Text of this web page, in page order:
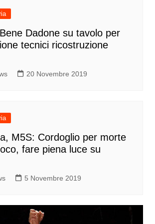
Dadone su tavolo per
tecnici ricostruzione
20 Novembre 2019
M5S: Cordoglio per morte
fare piena luce su
5 Novembre 2019